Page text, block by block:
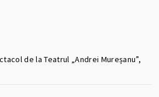
de la Teatrul „Andrei Mureșanu”,